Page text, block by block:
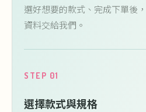
選好想要的款式、完成下單後
資料交給我們。
STEP 01
選擇款式與規格